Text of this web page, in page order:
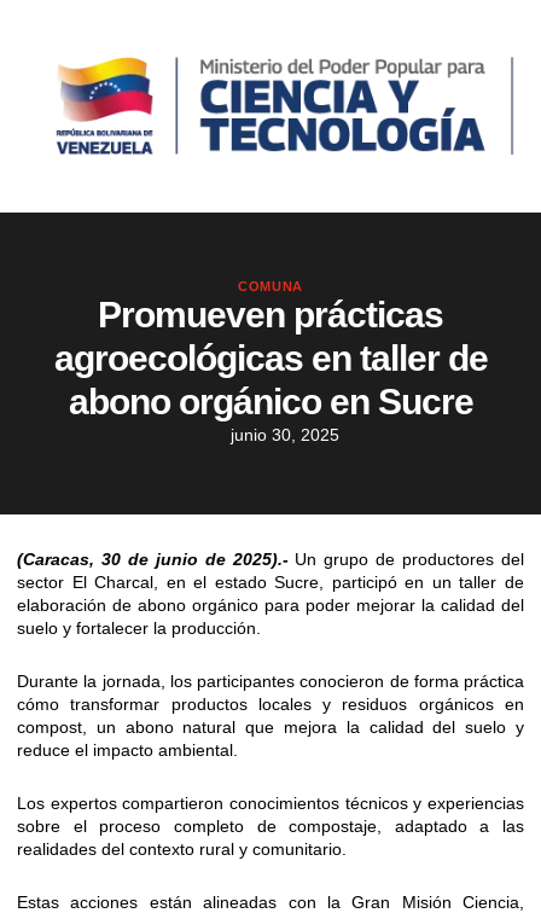
COMUNA
Promueven prácticas
agroecológicas en taller de
abono orgánico en Sucre
junio 30, 2025
(Caracas, 30 de junio de 2025).- Un grupo de productores del
sector El Charcal, en el estado Sucre, participó en un taller de
elaboración de abono orgánico para poder mejorar la calidad del
suelo y fortalecer la producción.
Durante la jornada, los participantes conocieron de forma práctica
cómo transformar productos locales y residuos orgánicos en
compost, un abono natural que mejora la calidad del suelo y
reduce el impacto ambiental.
Los expertos compartieron conocimientos técnicos y experiencias
sobre el proceso completo de compostaje, adaptado a las
realidades del contexto rural y comunitario.
Estas acciones están alineadas con la Gran Misión Ciencia,